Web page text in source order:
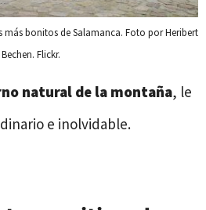
más bonitos de Salamanca. Foto por Heribert
Bechen. Flickr.
natural de la montaña, le
e inolvidable.